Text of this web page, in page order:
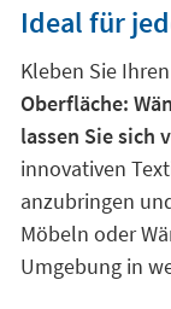
Ideal für
Kleben Sie
Oberfläche:
lassen Sie sich
innovativen
anzubringen
Möbeln oder
Umgebung in